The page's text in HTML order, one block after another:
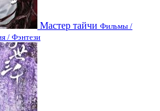
Мастер тайчи Фильмы /
/ Фэнтези